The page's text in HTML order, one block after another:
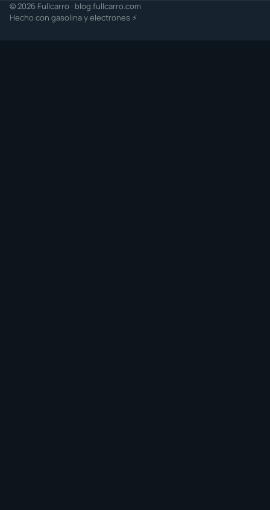
© 2026 Fullcarro · blog.fullcarro.com
Hecho con gasolina y electrones ⚡